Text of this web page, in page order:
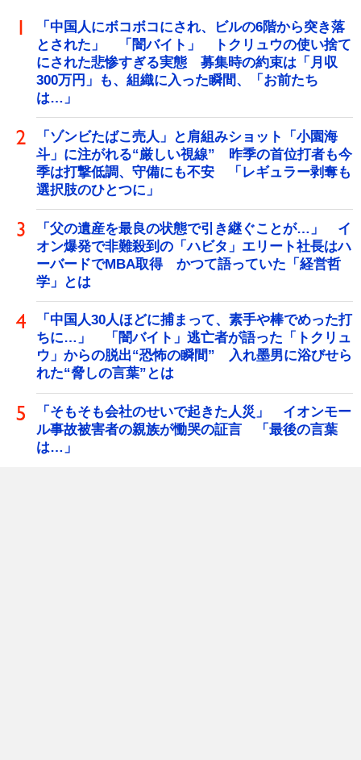
「中国人にボコボコにされ、ビルの6階から突き落
とされた」 「闇バイト」 トクリュウの使い捨て
にされた悲惨すぎる実態 募集時の約束は「月収
300万円」も、組織に入った瞬間、「お前たち
は…」
「ゾンビたばこ売人」と肩組みショット「小園海
斗」に注がれる“厳しい視線” 昨季の首位打者も今
季は打撃低調、守備にも不安 「レギュラー剥奪も
選択肢のひとつに」
「父の遺産を最良の状態で引き継ぐことが…」 イ
オン爆発で非難殺到の「ハビタ」エリート社長はハ
ーバードでMBA取得 かつて語っていた「経営哲
学」とは
「中国人30人ほどに捕まって、素手や棒でめった打
ちに…」 「闇バイト」逃亡者が語った「トクリュ
ウ」からの脱出“恐怖の瞬間” 入れ墨男に浴びせら
れた“脅しの言葉”とは
「そもそも会社のせいで起きた人災」 イオンモー
ル事故被害者の親族が慟哭の証言 「最後の言葉
は…」